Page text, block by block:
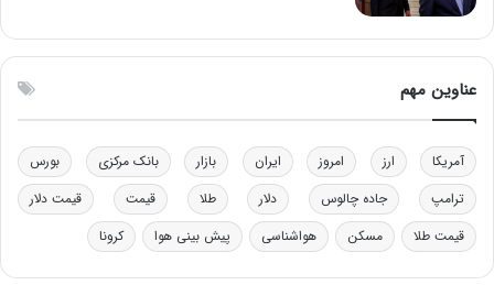
ن
ی
ن
ق
د
ر
ت
ی
ب
ا
ی
عناوین مهم
آمریکا ارز امروز ایران بازار بانک مرکزی
بورس
ترامپ
جاده چالوس دلار طلا قیمت
قیمت دلار
قیمت طلا
مسکن هواشناسی پیش بینی هوا کرونا